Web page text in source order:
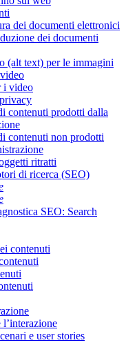
dei documenti elettronici
dei documenti
(alt text) per le immagini
i video
contenuti prodotti dalla
contenuti non prodotti
ritratti
di ricerca (SEO)
SEO: Search
contenuti
e user stories